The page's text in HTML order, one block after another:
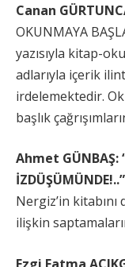
Canan
OKUNMAYA
yazısıyla kitap-
adlarıyla içerik
irdelemektedir.
başlık
Ahmet GÜNBAŞ:
İZDÜŞÜMÜNDE!..”
Nergiz’in
ilişkin